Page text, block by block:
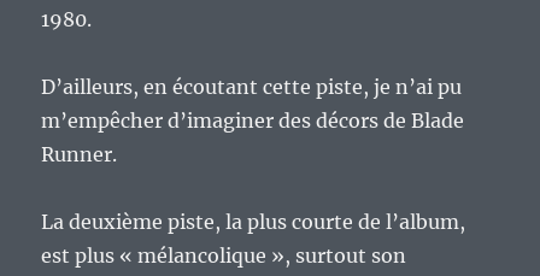
1980.
D’ailleurs, en écoutant cette piste, je n’ai pu
m’empêcher d’imaginer des décors de Blade
Runner.
La deuxième piste, la plus courte de l’album,
est plus « mélancolique », surtout son